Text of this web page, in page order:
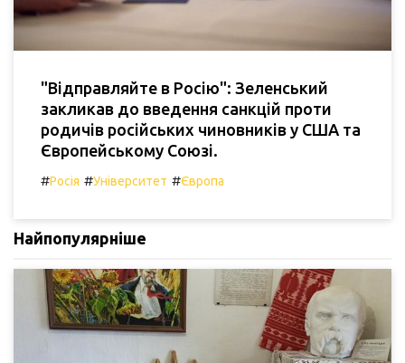
"Відправляйте в Росію": Зеленський
закликав до введення санкцій проти
родичів російських чиновників у США та
Європейському Союзі.
#Росія #Університет #Європа
Найпопулярніше